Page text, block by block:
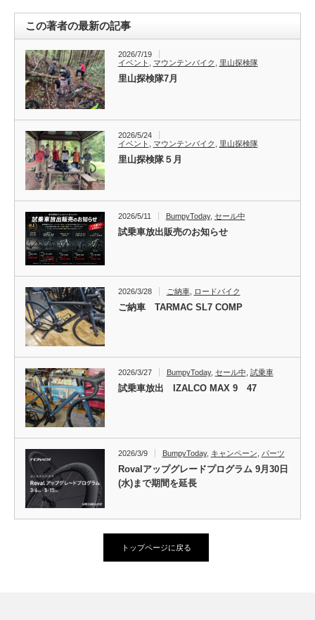
この著者の最新の記事
2026/7/19
イベント
マウンテンバイク 里山探検隊
里山探検隊7月
2026/5/24
イベント
マウンテンバイク 里山探検隊
里山探検隊５月
2026/5/11 BumpyToday, セール中
試乗車放出販売のお知らせ
2026/3/28 ご納車, ロードバイク
ご納車 TARMAC SL7 COMP
2026/3/27 BumpyToday, セール中 試乗車
試乗車放出 IZALCO MAX 9 47
2026/3/9 BumpyToday, キャンペーン パーツ
Rovalアップグレードプログラム 9月30日
(水)まで期間を延長
トップページに戻る